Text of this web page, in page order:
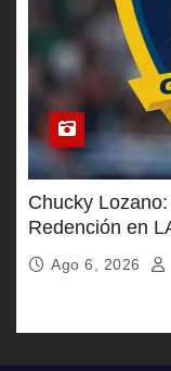
Chucky
Redención en
Ago 6, 2026